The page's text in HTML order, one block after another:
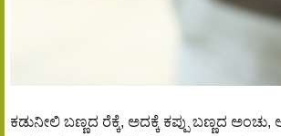
ಕಡುನೀಲಿ ಬಣ್ಣದ ರೆಕ್ಕೆ, ಅದಕ್ಕೆ ಕಪ್ಪು ಬಣ್ಣದ